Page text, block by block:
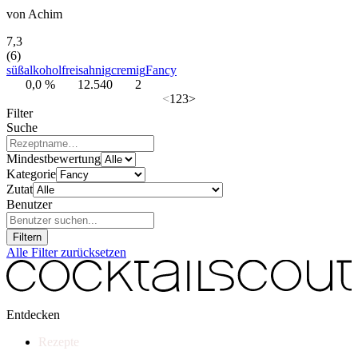
von Achim
7,3
(6)
süßalkoholfreisahnigcremigFancy
0,0 %
12.540
2
<1 23>
Filter
Suche
Mindestbewertung
Kategorie
Zutat
Benutzer
Filtern
Alle Filter zurücksetzen
Entdecken
Rezepte